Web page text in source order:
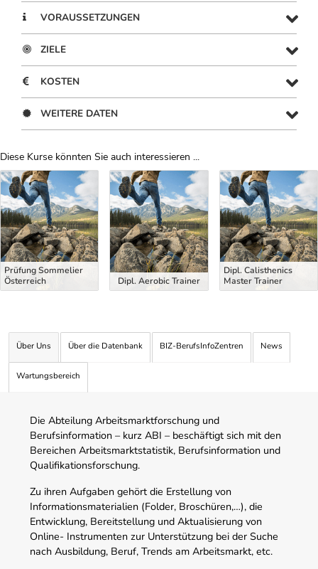
VORAUSSETZUNGEN
ZIELE
KOSTEN
WEITERE DATEN
Diese Kurse könnten Sie auch interessieren ...
Uber Weiterbildungsvorschläge
Prüfung Sommelier
Österreich
Dipl. Aerobic Trainer
Dipl. Calisthenics
Master Trainer
Über Uns Über die Datenbank BIZ-BerufsInfoZentren News
Wartungsbereich
Die Abteilung Arbeitsmarktforschung und
Berufsinformation – kurz ABI – beschäftigt sich mit den
Bereichen Arbeitsmarktstatistik, Berufsinformation und
Qualifikationsforschung.
Zu ihren Aufgaben gehört die Erstellung von
Informationsmaterialien (Folder, Broschüren,…), die
Entwicklung, Bereitstellung und Aktualisierung von
Online- Instrumenten zur Unterstützung bei der Suche
nach Ausbildung, Beruf, Trends am Arbeitsmarkt, etc.